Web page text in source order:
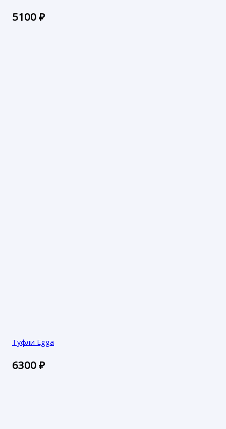
5100₽
Туфли Egga
6300₽